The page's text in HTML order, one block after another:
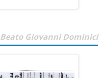
Beato Giovanni Dominici